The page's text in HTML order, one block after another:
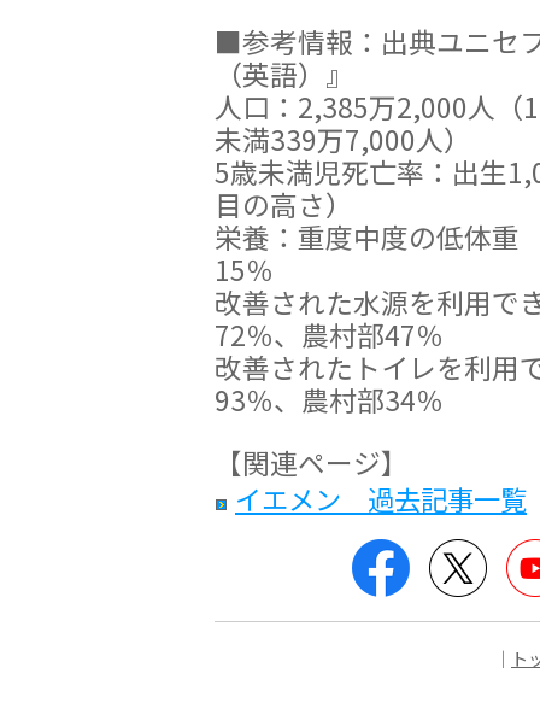
■参考情報：出典ユニセ
（英語）』
人口：2,385万2,000人（
未満339万7,000人）
5歳未満児死亡率：出生
目の高さ）
栄養：重度中度の低体
15％
改善された水源を利用で
72％、農村部47％
改善されたトイレを利用
93％、農村部34％
【関連ページ】
イエメン 過去記事一覧
Facebook
｜ ト